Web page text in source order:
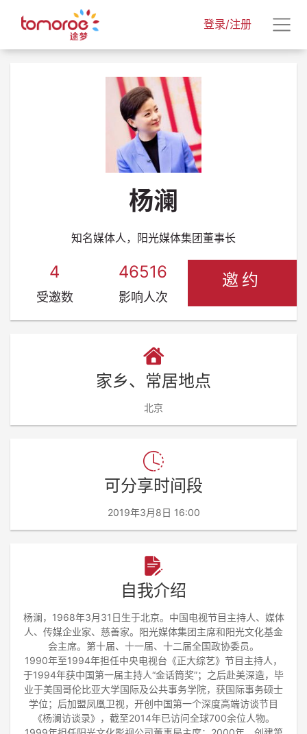
登录/注册
杨澜
知名媒体人，阳光媒体集团董事长
4
受邀数
46516
影响人次
邀约
家乡、常居地点
北京
可分享时间段
2019年3月8日 16:00
自我介绍
杨澜，1968年3月31日生于北京。中国电视节目主持人、媒体
人、传媒企业家、慈善家。阳光媒体集团主席和阳光文化基金
会主席。第十届、十一届、十二届全国政协委员。
1990年至1994年担任中央电视台《正大综艺》节目主持人，
于1994年获中国第一届主持人“金话筒奖”；之后赴美深造，毕
业于美国哥伦比亚大学国际及公共事务学院，获国际事务硕士
学位；后加盟凤凰卫视，开创中国第一个深度高端访谈节目
《杨澜访谈录》，截至2014年已访问全球700余位人物。